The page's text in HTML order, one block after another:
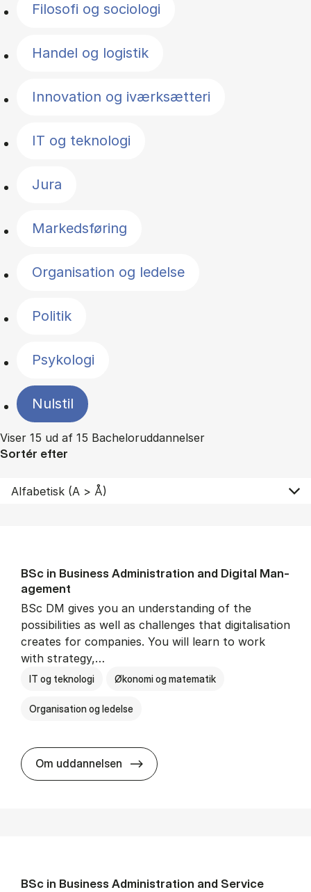
Filosofi og sociologi
Handel og logistik
Innovation og iværksætteri
IT og teknologi
Jura
Markedsføring
Organisation og ledelse
Politik
Psykologi
Nulstil
Viser 15 ud af 15 Bacheloruddannelser
Sortér efter
BSc in Busi­ness Ad­min­is­tra­tion and Di­git­al Man­
age­ment
BSc DM gives you an understanding of the
possibilities as well as challenges that digitalisation
creates for companies. You will learn to work
with strategy,…
IT og teknologi Økonomi og matematik
Organisation og ledelse
Om uddannelsen BSc in Busi­ness Ad­min­is­tra­tion
BSc in Busi­ness Ad­min­is­tra­tion and Ser­vice